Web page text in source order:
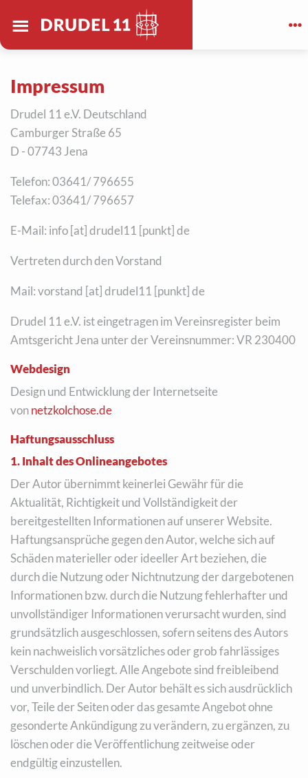
Drudel 11 e.V.
Deutschland
Impressum
Drudel 11 e.V. Deutschland
Camburger Straße 65
D - 07743 Jena
Telefon: 03641/ 796655
Telefax: 03641/ 796657
E-Mail: info [at] drudel11 [punkt] de
Vertreten durch den Vorstand
Mail: vorstand [at] drudel11 [punkt] de
Drudel 11 e.V. ist eingetragen im Vereinsregister beim
Amtsgericht Jena unter der Vereinsnummer: VR 230400
Webdesign
Design und Entwicklung der Internetseite
vonnetzkolchose.de
Haftungsausschluss
1. Inhalt des Onlineangebotes
Der Autor übernimmt keinerlei Gewähr für die
Aktualität, Richtigkeit und Vollständigkeit der
bereitgestellten Informationen auf unserer Website.
Haftungsansprüche gegen den Autor, welche sich auf
Schäden materieller oder ideeller Art beziehen, die
durch die Nutzung oder Nichtnutzung der dargebotenen
Informationen bzw. durch die Nutzung fehlerhafter und
unvollständiger Informationen verursacht wurden, sind
grundsätzlich ausgeschlossen, sofern seitens des Autors
kein nachweislich vorsätzliches oder grob fahrlässiges
Verschulden vorliegt. Alle Angebote sind freibleibend
und unverbindlich. Der Autor behält es sich ausdrücklich
vor, Teile der Seiten oder das gesamte Angebot ohne
gesonderte Ankündigung zu verändern, zu ergänzen, zu
löschen oder die Veröffentlichung zeitweise oder
endgültig einzustellen.